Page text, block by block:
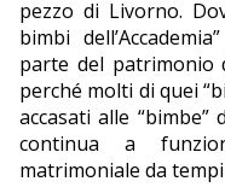
pezzo di Livorno.
bimbi
parte del patrimonio
perché molti di quei
accasati alle “bimbe”
continua a
matrimoniale da